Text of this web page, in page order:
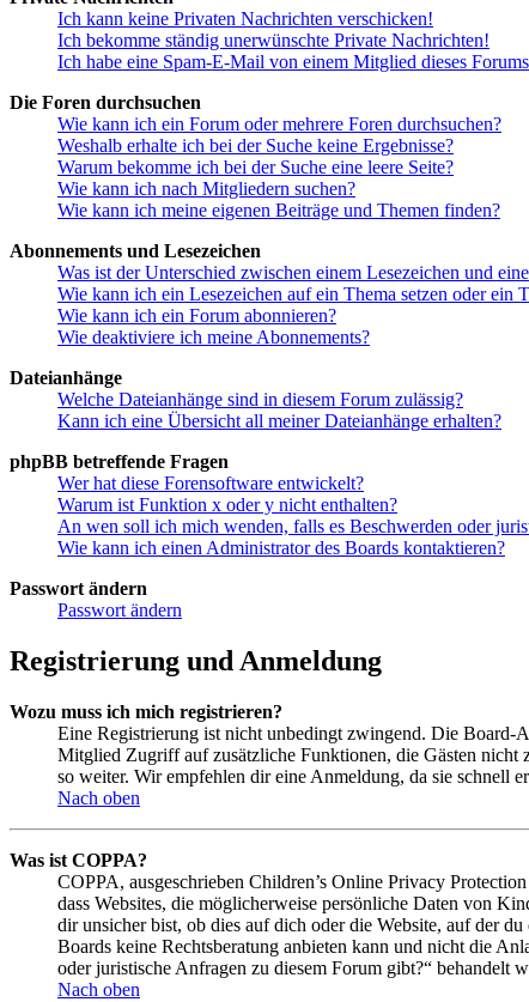
Ich kann keine Privaten Nachrichten verschicken!
Ich bekomme ständig unerwünschte Private Nachrichten!
Ich habe eine Spam-E-Mail von einem Mitglied dieses
Die Foren durchsuchen
Wie kann ich ein Forum oder mehrere Foren durchsuchen?
Weshalb erhalte ich bei der Suche keine Ergebnisse?
Warum bekomme ich bei der Suche eine leere Seite?
Wie kann ich nach Mitgliedern suchen?
Wie kann ich meine eigenen Beiträge und Themen finden?
Abonnements und Lesezeichen
Was ist der Unterschied zwischen einem Lesezeichen und
Wie kann ich ein Lesezeichen auf ein Thema setzen oder ein
Wie kann ich ein Forum abonnieren?
Wie deaktiviere ich meine Abonnements?
Dateianhänge
Welche Dateianhänge sind in diesem Forum zulässig?
Kann ich eine Übersicht all meiner Dateianhänge erhalten?
phpBB betreffende Fragen
Wer hat diese Forensoftware entwickelt?
Warum ist Funktion x oder y nicht enthalten?
An wen soll ich mich wenden, falls es Beschwerden oder
Wie kann ich einen Administrator des Boards kontaktieren?
Passwort ändern
Passwort ändern
Registrierung und Anmeldung
Wozu muss ich mich registrieren?
Eine Registrierung ist nicht unbedingt zwingend. Die Board-
Mitglied Zugriff auf zusätzliche Funktionen, die Gästen nicht
so weiter. Wir empfehlen dir eine Anmeldung, da sie schnell
Nach oben
Was ist COPPA?
COPPA, ausgeschrieben Children’s Online Privacy
dass Websites, die möglicherweise persönliche Daten von
dir unsicher bist, ob dies auf dich oder die Website, auf der
Boards keine Rechtsberatung anbieten kann und nicht die
oder juristische Anfragen zu diesem Forum gibt?“ behandelt
Nach oben